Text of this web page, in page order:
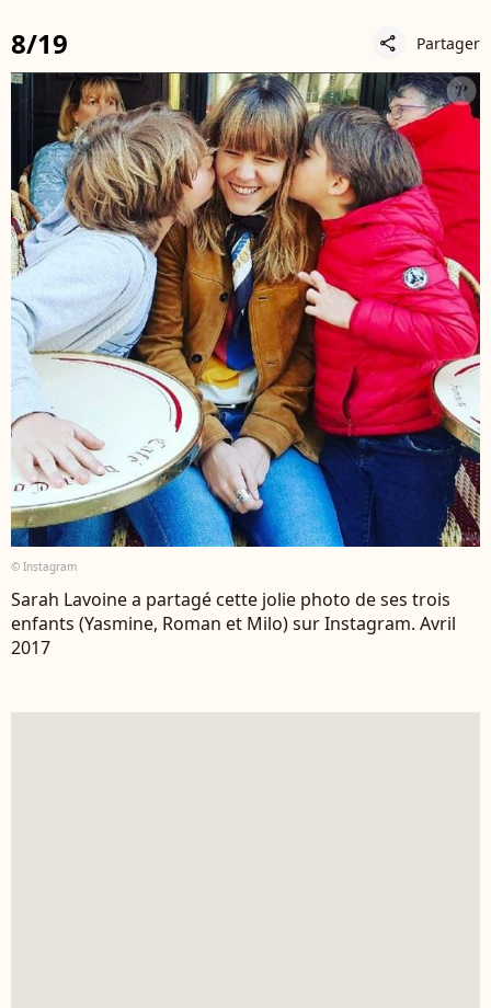
8/19 share Partager
© Instagram
Sarah Lavoine a partagé cette jolie photo de ses trois
enfants (Yasmine, Roman et Milo) sur Instagram. Avril
2017